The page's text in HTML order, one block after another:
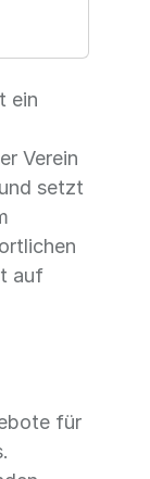
ein
Verein
setzt
auf
für